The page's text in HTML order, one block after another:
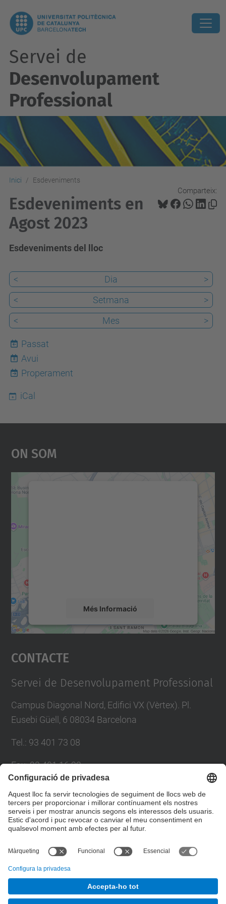
Servei de
Desenvolupament
Professional
Inici Esdeveniments
Comparteix:
Esdeveniments en
Agost 2023
Esdeveniments del lloc
< Dia
>
<
Setmana
>
<
Mes >
Passat
8
Avui
Properament
iCal
On Som
Més Informació
Accepta
powered by
Contacte
Servei de Desenvolupament Professional
Campus Diagonal Nord, Edifici VX (Vèrtex). Pl.
Eusebi Güell, 6 08034 Barcelona
Tel. : 93 401 73 08
Fax:93 401 16 22
Directori UPC
Formulari de contacte
Servei de Desenvolupament Professional. SDP.